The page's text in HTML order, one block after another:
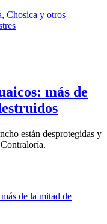
más de
están desprotegidas y